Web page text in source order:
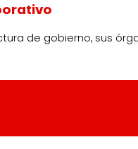
de gobierno, sus